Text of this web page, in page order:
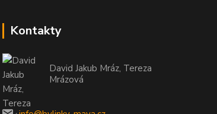
Kontakty
David Jakub Mráz, Tereza
Mrázová